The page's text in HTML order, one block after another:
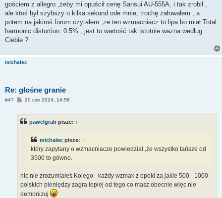
gościem z allegro ,żeby mi opuścił cenę Sansui AU-555A, i tak zrobił ,
ale ktoś był szybszy o kilka sekund ode mnie, trochę żałowałem , a
potem na jakimś forum czytałem ,że ten wzmacniacz to lipa bo miał Total
harmonic distortion: 0.5% , jest to wartość tak istotnie ważna według
Ciebie ?
michalec
Re: głośne granie
#47
P20 cze 2024, 14:58
pawelgrab pisze: ↑
michalec pisze: ↑
który zapytany o wzmacniacze powiedział ,że wszystko tańsze od
3500 to gówno.
nic nie zrozumiałeś Kolego - każdy wzmak z epoki za jakie 500 - 1000
polskich pieniędzy zagra lepiej od tego co masz obecnie więc nie
demonizuj